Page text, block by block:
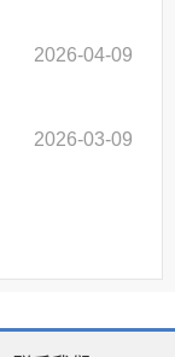
2026-04-09
2026-03-09